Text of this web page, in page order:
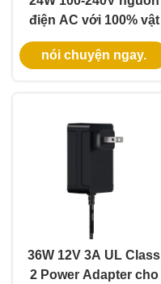
điện AC với 100% vật
liệu PC cho đèn LED
và camera CCTV
nói chuyện ngay.
36W 12V 3A UL Class
2 Power Adapter cho